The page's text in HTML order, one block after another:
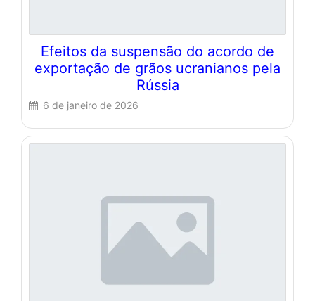
Efeitos da suspensão do acordo de
exportação de grãos ucranianos pela
Rússia
6 de janeiro de 2026